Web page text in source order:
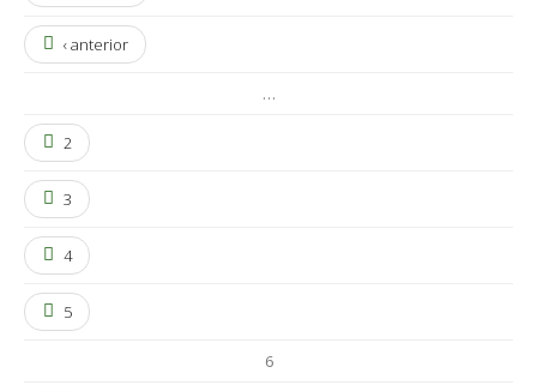
‹ anterior
…
2
3
4
5
6